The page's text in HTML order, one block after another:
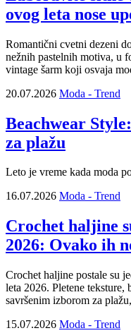
Zaboravite sitne
ovog leta nose
Romantični cvetni dezeni
nežnih pastelnih motiva, u
Beachwear
za plažu
Crochet haljine
Crochet haljine postale su
leta 2026. Pletene teksture,